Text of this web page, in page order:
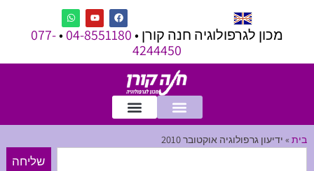
מכון לגרפולוגיה חנה קורן •04-8551180
•
077-
4244450
בית » ידיעון גרפולוגיה אוקטובר 2010
שליחה